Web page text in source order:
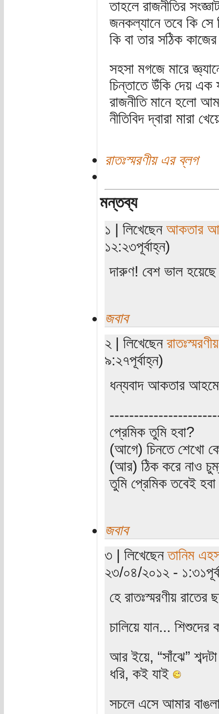
তাহলে রাজনীতির
জনকল্যানে তবে কি সে
কি বা তার সঠিক কাজের
সহসা মগজে মারে
চিন্তাতে উঁকি দেয় এক
রাজনীতি মানে হলো
নীতিবিদ দ্বারা মারা
রাতঃস্মরণীয় এর ব্লগ
মন্তব্য
১ | লিখেছেন আকতার
১২:২৩পূর্বাহ্ন)
দারুণ! বেশ ভাল
জবাব
২ | লিখেছেন রাতঃস্মরণীয়
৯:২৭পূর্বাহ্ন)
ধন্যবাদ আকতার
প্রেমিক তুমি হবা?
(আগে) চিনতে শেখো
(আর) ঠিক করে নাও
তুমি প্রেমিক তবেই
জবাব
৩ | লিখেছেনতানিম
২৩/০৪/২০১২ -
হে রাতঃস্মরণীয়
চালিয়ে যান...
আর ইয়ে, “সাঁঝে”
ধরি, কই যাই
সচলে এসে আমার